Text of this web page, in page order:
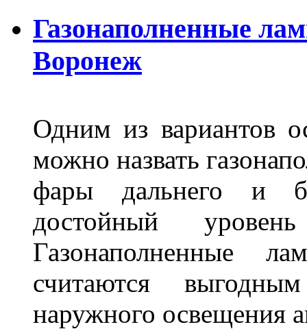
Газонаполненные
Воронеж
Одним из вариантов
можно назвать
фары дальнего и
достойный
Газонаполненные
считаются
наружного освещения